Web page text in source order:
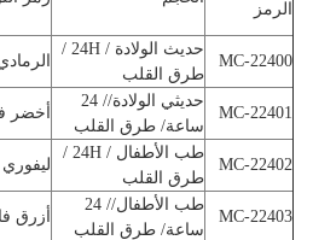
الرمز
MC-22400
حديث الولادة / 24H /
طرق القلب
الرمادي
MC-22401
حديثي الولادة// 24
ساعة/ طرق القلب
أخضر
MC-22402
طب الأطفال / 24H /
طرق القلب
ليفوري
MC-22403
طب الأطفال// 24
ساعة/ طرق القلب
أزرق